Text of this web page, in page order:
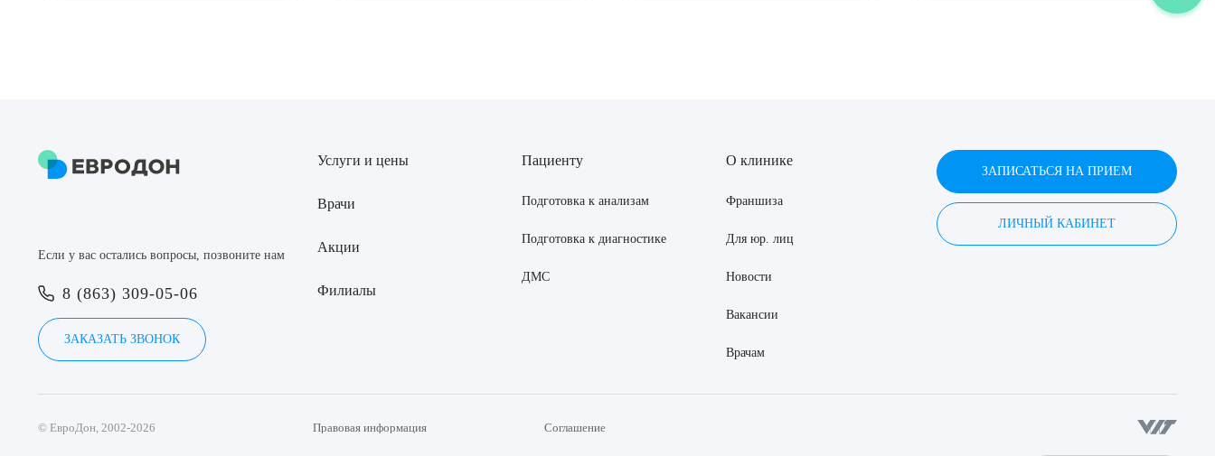
Если у вас остались вопросы, позвоните нам
8 (863) 309-05-06
ЗАКАЗАТЬ ЗВОНОК
Услуги и цены
Врачи
Акции
Филиалы
Пациенту
Подготовка к анализам
Подготовка к диагностике
ДМС
О клинике
Франшиза
Для юр. лиц
Новости
Вакансии
Врачам
ЗАПИСАТЬСЯ НА ПРИЕМ
ЛИЧНЫЙ КАБИНЕТ
© ЕвроДон, 2002-2026 Правовая информация Соглашение